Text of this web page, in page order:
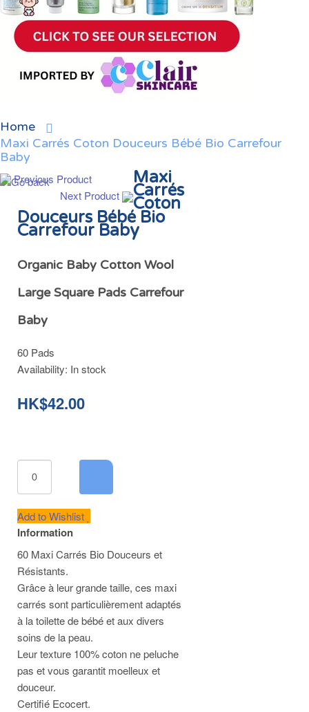
Home
Maxi Carrés Coton Douceurs Bébé Bio Carrefour
Baby
Previous Product
Next Product
Maxi
Carrés
Coton
Douceurs Bébé Bio
Carrefour Baby
Organic Baby Cotton Wool
Large Square Pads Carrefour
Baby
60 Pads
Availability: In stock
HK$42.00
Add to Wishlist
Information
60 Maxi Carrés Bio Douceurs et
Résistants.
Grâce à leur grande taille, ces maxi
carrés sont particulièrement adaptés
à la toilette de bébé et aux divers
soins de la peau.
Leur texture 100% coton ne peluche
pas et vous garantit moelleux et
douceur.
Certifié Ecocert.